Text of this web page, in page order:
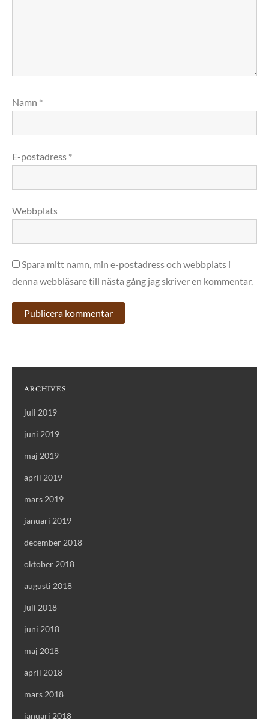
Namn *
E-postadress *
Webbplats
Spara mitt namn, min e-postadress och webbplats i
denna webbläsare till nästa gång jag skriver en kommentar.
ARCHIVES
juli 2019
juni 2019
maj 2019
april 2019
mars 2019
januari 2019
december 2018
oktober 2018
augusti 2018
juli 2018
juni 2018
maj 2018
april 2018
mars 2018
januari 2018